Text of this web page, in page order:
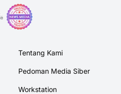
Tentang Kami
Pedoman Media Siber
Workstation